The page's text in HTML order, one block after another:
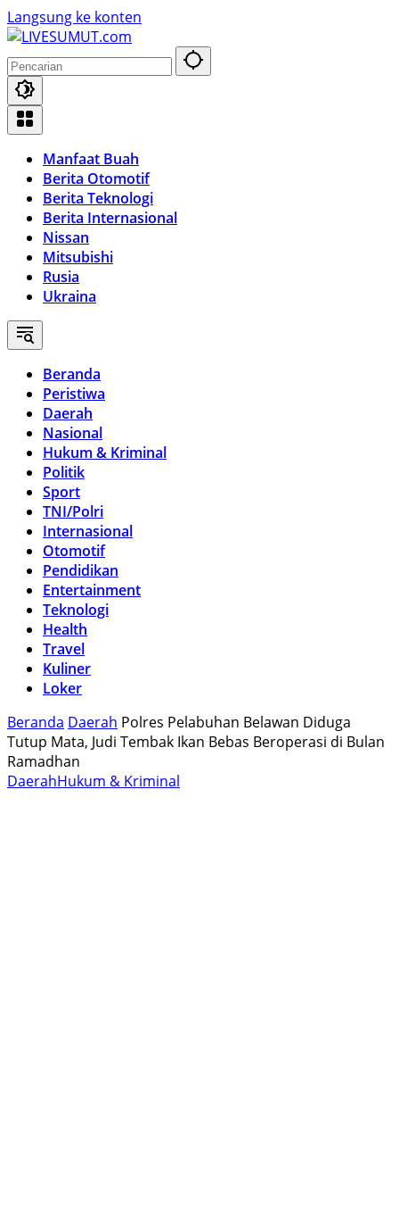
Langsung ke konten
Manfaat Buah
Berita Otomotif
Berita Teknologi
Berita Internasional
Nissan
Mitsubishi
Rusia
Ukraina
Beranda
Peristiwa
Daerah
Nasional
Hukum & Kriminal
Politik
Sport
TNI/Polri
Internasional
Otomotif
Pendidikan
Entertainment
Teknologi
Health
Travel
Kuliner
Loker
Beranda Daerah Polres Pelabuhan Belawan Diduga
Tutup Mata, Judi Tembak Ikan Bebas Beroperasi di Bulan
Ramadhan
DaerahHukum & Kriminal